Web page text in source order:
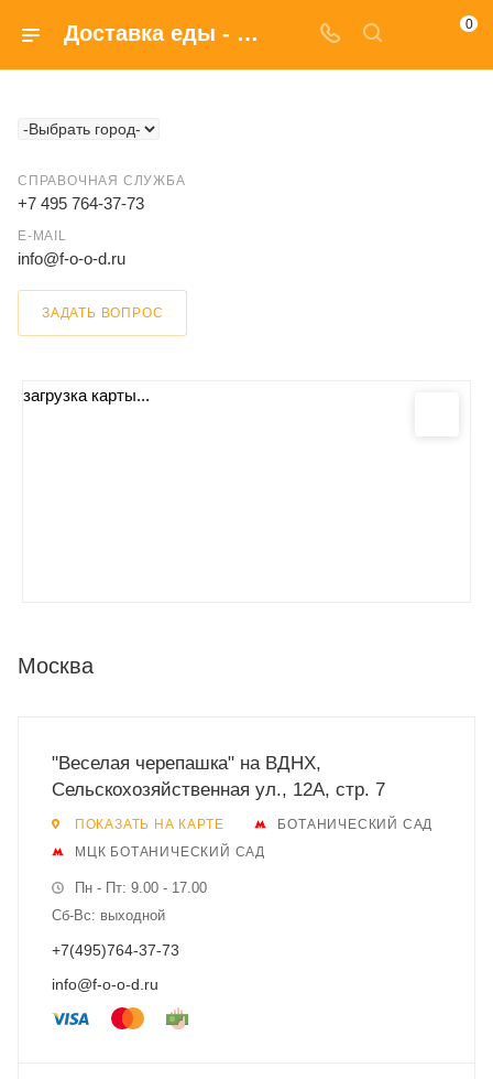
Доставка еды - телефон, адрес Веселой черепашки в Москве 0
СПРАВОЧНАЯ СЛУЖБА
+7 495 764-37-73
E-MAIL
info@f-o-o-d.ru
ЗАДАТЬ ВОПРОС
загрузка карты...
Москва
"Веселая черепашка" на ВДНХ,
Сельскохозяйственная ул., 12А, стр. 7
ПОКАЗАТЬ НА КАРТЕ
БОТАНИЧЕСКИЙ САД
МЦК БОТАНИЧЕСКИЙ САД
Пн - Пт: 9.00 - 17.00
Сб-Вс: выходной
+7(495)764-37-73
info@f-o-o-d.ru